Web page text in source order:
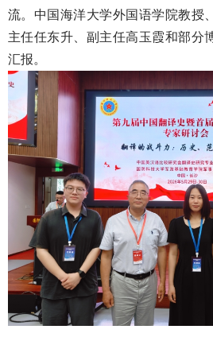
流。中国海洋大学外国语学院教授
主任任东升、副主任高玉霞和部分
汇报。